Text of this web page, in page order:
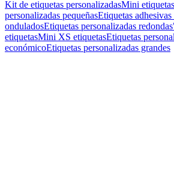
Kit de etiquetas personalizadasMini etiquetas
personalizadas pequeñasEtiquetas
onduladosEtiquetas personalizadas redondas
etiquetasMini XS etiquetasEtiquetas
económicoEtiquetas personalizadas grandes